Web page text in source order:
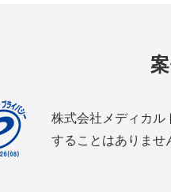
株式会社メディカ
することはありませ